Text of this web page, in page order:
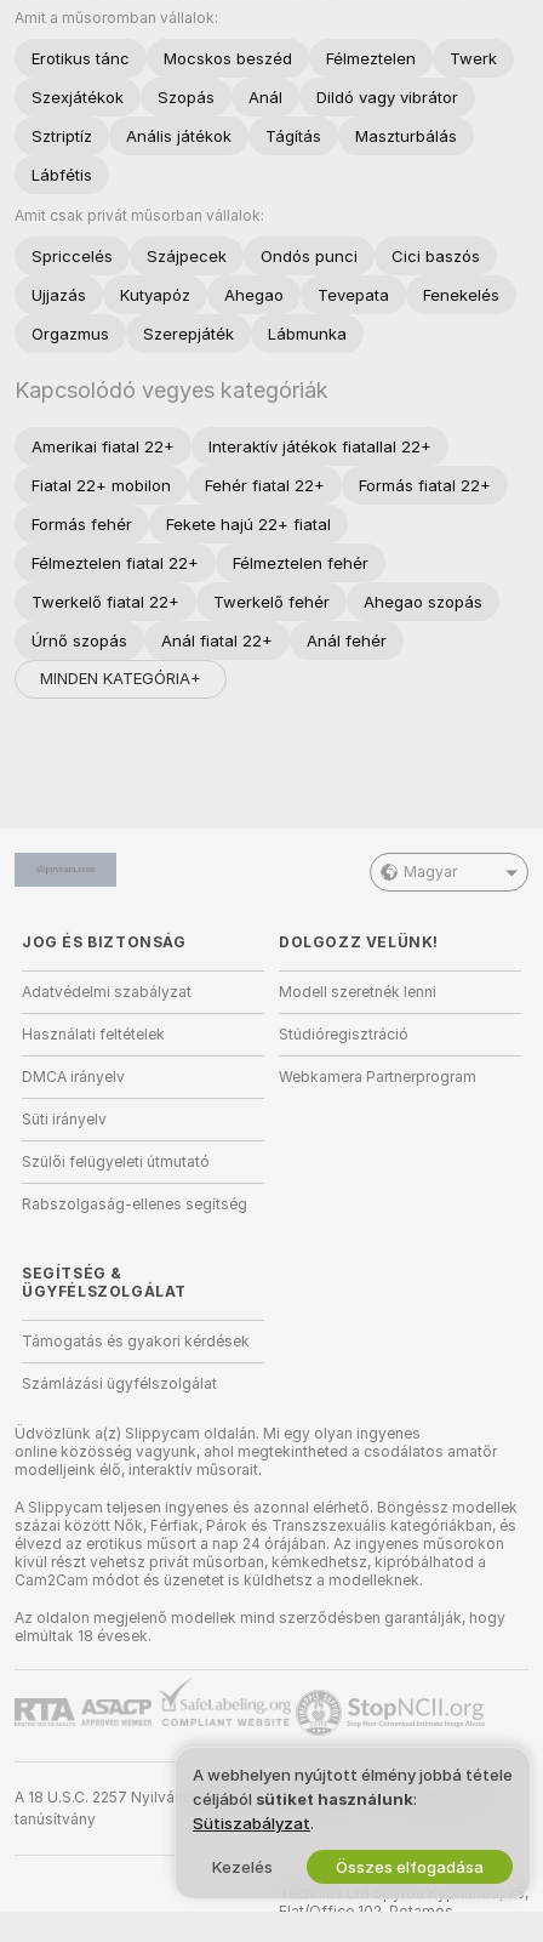
Amit a műsoromban vállalok:
Erotikus tánc Mocskos beszéd Félmeztelen
Twerk
Szexjátékok
Szopás Anál
Dildó vagy vibrátor
Sztriptíz
Anális játékok Tágítás
Maszturbálás
Lábfétis
Amit csak privát műsorban vállalok:
Spriccelés Szájpecek Ondós punci
Cici baszós
Ujjazás
Kutyapóz Ahegao Tevepata
Fenekelés
Orgazmus
Szerepjáték Lábmunka
Kapcsolódó vegyes kategóriák
Amerikai fiatal 22+
Interaktív játékok fiatallal 22+
Fiatal 22+ mobilon
Fehér fiatal 22+
Formás fiatal 22+
Formás fehér
Fekete hajú 22+ fiatal
Félmeztelen fiatal 22+
Félmeztelen fehér
Twerkelő fiatal 22+
Twerkelő fehér
Ahegao szopás
Úrnő szopás
Anál fiatal 22+
Anál fehér
MINDEN KATEGÓRIA+
Magyar
JOG ÉS BIZTONSÁG
Adatvédelmi szabályzat
Használati feltételek
DMCA irányelv
Süti irányelv
Szülői felügyeleti útmutató
Rabszolgaság-ellenes segítség
DOLGOZZ VELÜNK!
Modell szeretnék lenni
Stúdióregisztráció
Webkamera Partnerprogram
SEGÍTSÉG &
ÜGYFÉLSZOLGÁLAT
Támogatás és gyakori kérdések
Számlázási ügyfélszolgálat
Üdvözlünk a(z) Slippycam oldalán. Mi egy olyan ingyenes
online közösség vagyunk, ahol megtekintheted a csodálatos amatőr
modelljeink élő, interaktív műsorait.
A Slippycam teljesen ingyenes és azonnal elérhető. Böngéssz modellek
százai között Nők, Férfiak, Párok és Transzszexuális kategóriákban, és
élvezd az erotikus műsort a nap 24 órájában. Az ingyenes műsorokon
kívül részt vehetsz privát műsorban, kémkedhetsz, kipróbálhatod a
Cam2Cam módot és üzenetet is küldhetsz a modelleknek.
Az oldalon megjelenő modellek mind szerződésben garantálják, hogy
elmúltak 18 évesek.
A 18 U.S.C. 2257 Nyilvántartási követelményeknek való megfelelési
tanúsítvány
A webhelyen nyújtott élmény jobbá tétele
céljából sütiket használunk:
Sütiszabályzat.
Kezelés Összes elfogadása